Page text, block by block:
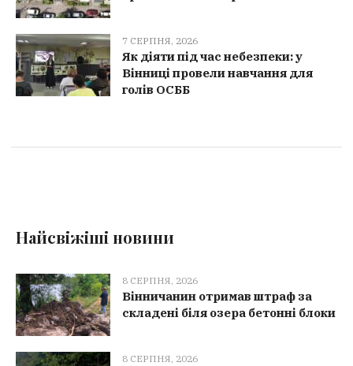
7 СЕРПНЯ, 2026
Як діяти під час небезпеки: у
Вінниці провели навчання для
голів ОСББ
Найсвіжіші новини
8 СЕРПНЯ, 2026
Вінничанин отримав штраф за
складені біля озера бетонні блоки
8 СЕРПНЯ, 2026